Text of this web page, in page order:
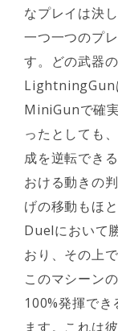
なプレイは決
一つ一つのプ
す。どの武器
LightningGun
MiniGunで確
ったとしても
成を逆転でき
おける動きの
げの移動もほ
Duelにおいて
おり、その上
このマシーン
100%発揮で
ます。これは